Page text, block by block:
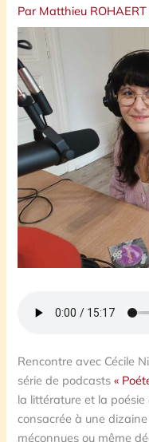
Par Matthieu
Rencontre avec Cécile
série de podcasts«
la littérature et la
consacrée à une
méconnues ou même